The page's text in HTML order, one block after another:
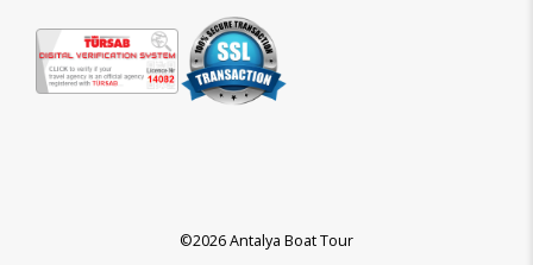
©2026 Antalya Boat Tour